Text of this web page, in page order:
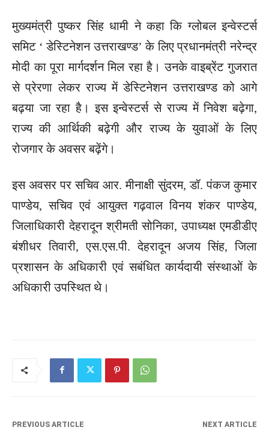
मुख्यमंत्री पुष्कर सिंह धामी ने कहा कि ग्लोबल इन्वेस्टर्स
समिट ‘ डेस्टिनेशन उत्तराखण्ड’ के लिए प्रधानमंत्री नरेन्द्र
मोदी का पूरा मार्गदर्शन मिल रहा है। उनके वाइब्रेंट गुजरात
से प्रेरणा लेकर राज्य में डेस्टिनेशन उत्तराखण्ड को आगे
बढ़या जा रहा है। इस इन्वेस्टर्स से राज्य में निवेश बढ़ेगा,
राज्य की आर्थिकी बढ़ेगी और राज्य के युवाओं के लिए
रोजगार के अवसर बढ़ेंगे।
इस अवसर पर सचिव आर. मीनाक्षी सुंदरम, डॉ. पंकज कुमार
पाण्डेय, सचिव एवं आयुक्त गढ़वाल विनय शंकर पाण्डेय,
जिलाधिकारी देहरादून श्रीमती सोनिका, उपाध्यक्ष एमडीडीए
बंशीधर तिवारी, एस.एस.पी. देहरादून अजय सिंह, जिला
प्रशासन के अधिकारी एवं सबंधित कार्यदायी संस्थाओं के
अधिकारी उपस्थित थे।
PREVIOUS ARTICLE NEXT ARTICLE